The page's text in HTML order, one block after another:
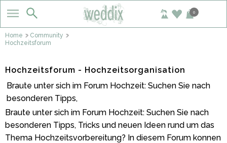
0
Home
Community
Hochzeitsforum
Hochzeitsforum - Hochzeitsorganisation
Braute unter sich im Forum Hochzeit: Suchen Sie nach
besonderen Tipps,
Braute unter sich im Forum Hochzeit: Suchen Sie nach
besonderen Tipps, Tricks und neuen Ideen rund um das
Thema Hochzeitsvorbereitung? In diesem Forum konnen